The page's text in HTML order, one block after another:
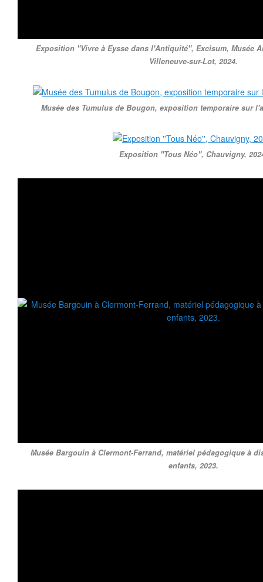
Exposition ''Vivre à Eysse dans l'Antiquité'', Excisum, Musée
Villeneuve-sur-Lot, 2024.
Musée des Tumulus de Bougon, exposition temporaire sur
Exposition ''Tous Néo'', Chauvigny,
Musée Bargouin à Clermont-Ferrand, matériel pédagogique à
enfants, 2023.